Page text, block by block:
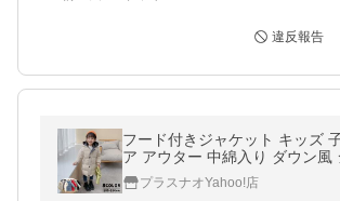
違反報告
フード付きジャケット キッズ
ア アウター 中綿入り ダウン風
ロング丈 ミディアム丈 膝丈 ス
ジャンパー
プラスナオYahoo!店